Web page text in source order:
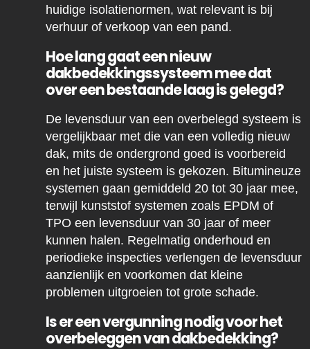
huidige isolatienormen, wat relevant is bij
verhuur of verkoop van een pand.
Hoe lang gaat een nieuw
dakbedekkingssysteem mee dat
over een bestaande laag is gelegd?
De levensduur van een overbelegd systeem is
vergelijkbaar met die van een volledig nieuw
dak, mits de ondergrond goed is voorbereid
en het juiste systeem is gekozen. Bitumineuze
systemen gaan gemiddeld 20 tot 30 jaar mee,
terwijl kunststof systemen zoals EPDM of
TPO een levensduur van 30 jaar of meer
kunnen halen. Regelmatig onderhoud en
periodieke inspecties verlengen de levensduur
aanzienlijk en voorkomen dat kleine
problemen uitgroeien tot grote schade.
Is er een vergunning nodig voor het
overbeleggen van dakbedekking?